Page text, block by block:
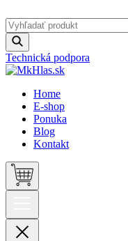
Technická podpora
Home
E-shop
Ponuka
Blog
Kontakt